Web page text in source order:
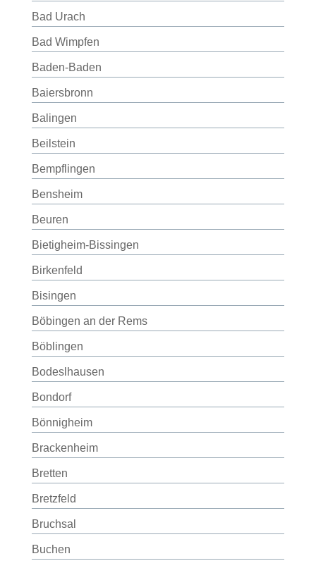
Bad Urach
Bad Wimpfen
Baden-Baden
Baiersbronn
Balingen
Beilstein
Bempflingen
Bensheim
Beuren
Bietigheim-Bissingen
Birkenfeld
Bisingen
Böbingen an der Rems
Böblingen
Bodeslhausen
Bondorf
Bönnigheim
Brackenheim
Bretten
Bretzfeld
Bruchsal
Buchen